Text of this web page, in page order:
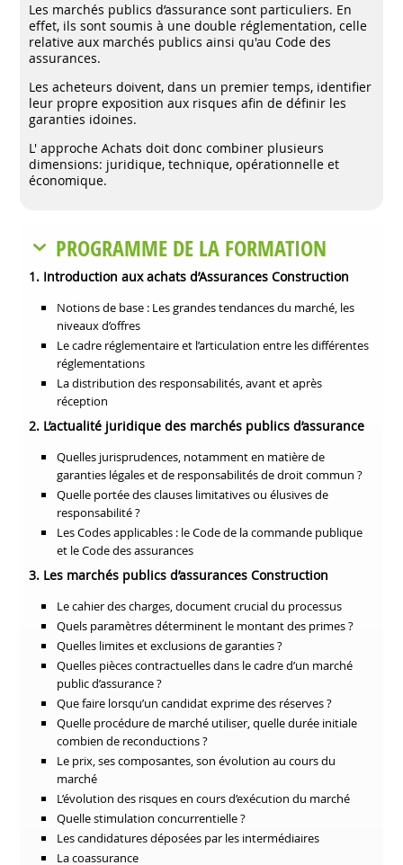
Les marchés publics d’assurance sont particuliers. En
effet, ils sont soumis à une double réglementation, celle
relative aux marchés publics ainsi qu'au Code des
assurances.
Les acheteurs doivent, dans un premier temps, identifier
leur propre exposition aux risques afin de définir les
garanties idoines.
L' approche Achats doit donc combiner plusieurs
dimensions: juridique, technique, opérationnelle et
économique.
PROGRAMME DE LA FORMATION
1. Introduction aux achats d’Assurances Construction
Notions de base : Les grandes tendances du marché, les
niveaux d’offres
Le cadre réglementaire et l’articulation entre les différentes
réglementations
La distribution des responsabilités, avant et après
réception
2. L’actualité juridique des marchés publics d’assurance
Quelles jurisprudences, notamment en matière de
garanties légales et de responsabilités de droit commun ?
Quelle portée des clauses limitatives ou élusives de
responsabilité ?
Les Codes applicables : le Code de la commande publique
et le Code des assurances
3. Les marchés publics d’assurances Construction
Le cahier des charges, document crucial du processus
Quels paramètres déterminent le montant des primes ?
Quelles limites et exclusions de garanties ?
Quelles pièces contractuelles dans le cadre d’un marché
public d’assurance ?
Que faire lorsqu’un candidat exprime des réserves ?
Quelle procédure de marché utiliser, quelle durée initiale
combien de reconductions ?
Le prix, ses composantes, son évolution au cours du
marché
L’évolution des risques en cours d’exécution du marché
Quelle stimulation concurrentielle ?
Les candidatures déposées par les intermédiaires
La coassurance